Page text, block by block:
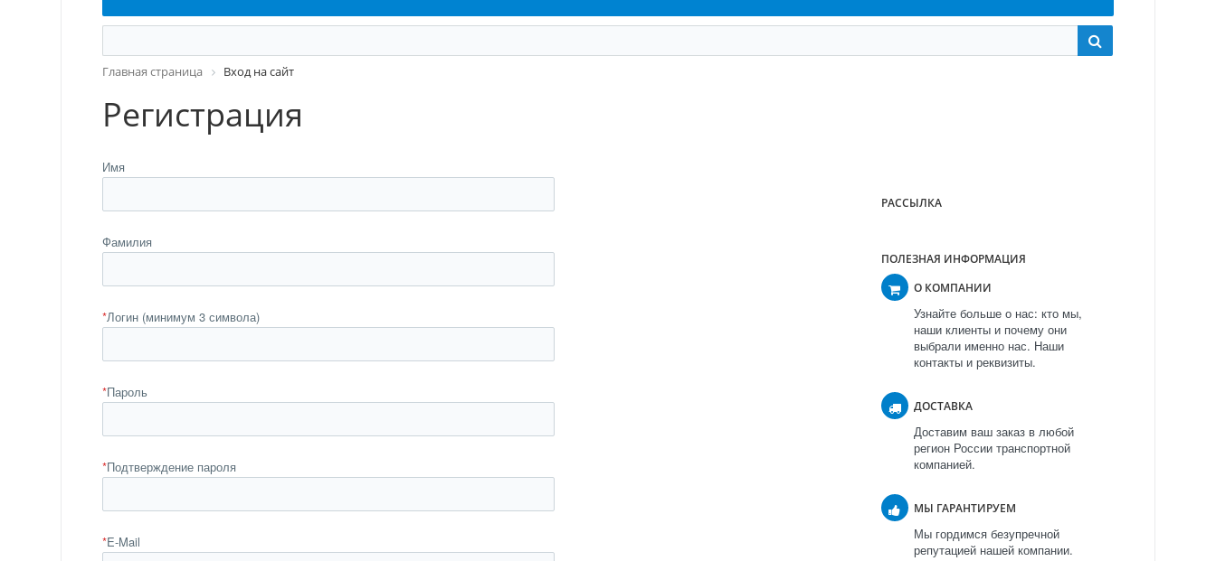
Главная страница Вход на сайт
Регистрация
Имя
Фамилия
*Логин (минимум 3 символа)
*Пароль
*Подтверждение пароля
*E-Mail
РАССЫЛКА
ПОЛЕЗНАЯ ИНФОРМАЦИЯ
О КОМПАНИИ
Узнайте больше о нас: кто мы,
наши клиенты и почему они
выбрали именно нас. Наши
контакты и реквизиты.
ДОСТАВКА
Доставим ваш заказ в любой
регион России транспортной
компанией.
МЫ ГАРАНТИРУЕМ
Мы гордимся безупречной
репутацией нашей компании.